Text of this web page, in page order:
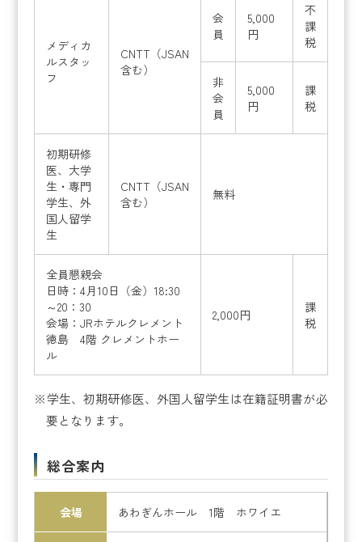
メディカ
ルスタッ
フ
CNTT（JSAN
含む）
会
員
5,000
円
不
課
税
非
会
員
5,000
円
課
税
初期研修
医、大学
生・専門
学生、外
国人留学
生
CNTT（JSAN
含む）
無料
全員懇親会
日時：4月10日（金）18:30
～20：30
会場：JRホテルクレメント
徳島 4階 クレメントホー
ル
2,000円
課
税
学生、初期研修医、外国人留学生は在籍証明書が必
要となります。
総合案内
会場 あわぎんホール 1階 ホワイエ